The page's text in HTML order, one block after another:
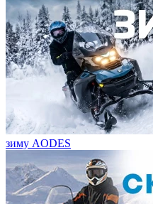
зиму AODES